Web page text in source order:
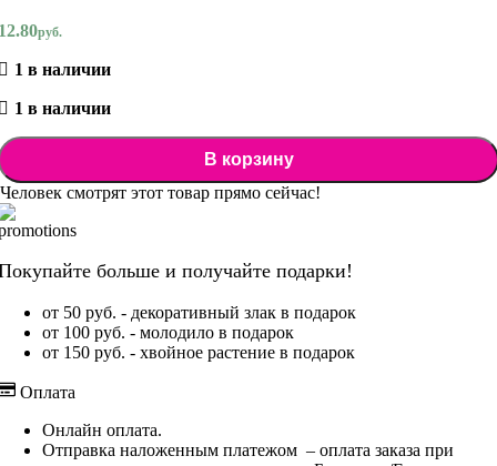
руб.
1 в наличии
1 в наличии
В корзину
Человек смотрят этот товар прямо сейчас!
больше и получайте подарки!
от 50 руб. - декоративный злак в подарок
от 100 руб. - молодило в подарок
от 150 руб. - хвойное растение в подарок
Оплата
Онлайн оплата.
Отправка наложенным платежом – оплата заказа при